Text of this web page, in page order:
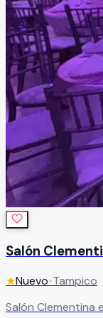
Salón
★Nuevo•Tampico
Salón Clementina